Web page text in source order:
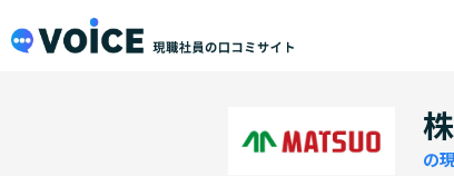
メインコンテンツにスキップ
の